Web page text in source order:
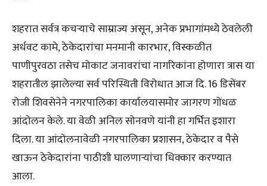
शहरात सर्वत्र कचऱ्याचे साम्राज्य असून, अनेक प्रभागांमध्ये ठेवलेली
अर्धवट कामे, ठेकेदारांचा मनमानी कारभार, विस्कळीत
पाणीपुरवठा तसेच मोकाट जनावरांचा नागरिकांना होणारा त्रास या
शहरातील झालेल्या सर्व परिस्थिती विरोधात आज दि. 16 डिसेंबर
रोजी शिवसेनेने नगरपालिका कार्यालयासमोर जागरण गोंधळ
आंदोलन केले. या वेळी अनिल सोनवणे यांनी हा गर्भित इशारा
दिला. या आंदोलनावेळी नगरपालिका प्रशासन, ठेकेदार व पैसे
खाऊन ठेकेदारांना पाठीशी घालणाऱ्यांचा धिक्कार करण्यात
आला.